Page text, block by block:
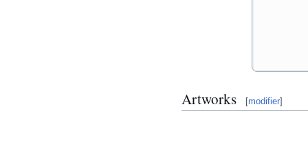
Artworks [modifier]